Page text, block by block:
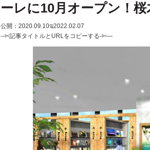
ーレに10月オープン！
公開：2020.09.10ಇ2022.02.07
--✄記事タイトルとURLをコピーする-✄—